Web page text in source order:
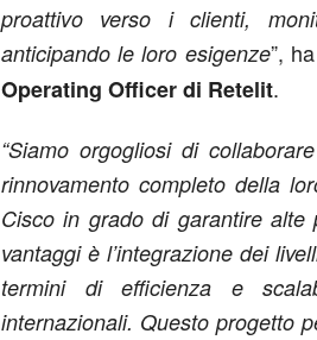
proattivo verso i clienti,
anticipando le loro esigenze”,
Operating Officer di Retelit.
“Siamo orgogliosi di
rinnovamento completo della
Cisco in grado di garantire
vantaggi è l’integrazione dei
termini di efficienza e
internazionali. Questo progetto